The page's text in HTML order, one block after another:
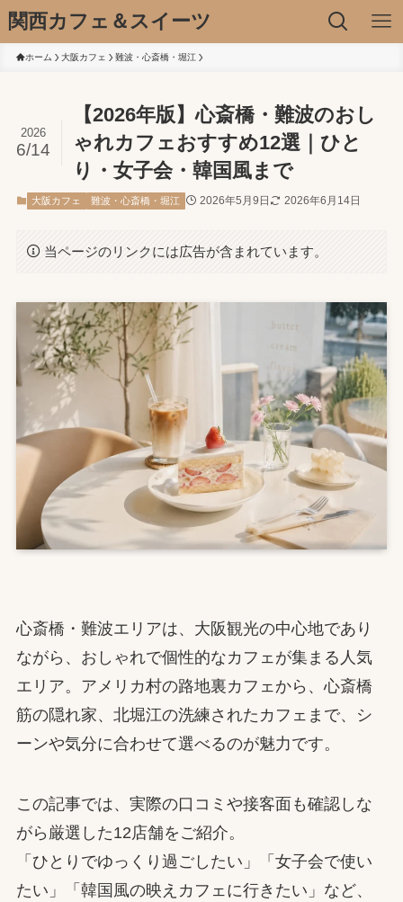
関西カフェ＆スイーツ
ホーム 大阪カフェ 難波・心斎橋・堀江
【2026年版】心斎橋・難波のおし
ゃれカフェおすすめ12選｜ひと
り・女子会・韓国風まで
2026
6/14
大阪カフェ 難波・心斎橋・堀江 2026年5月9日 2026年6月14日
当ページのリンクには広告が含まれています。
心斎橋・難波エリアは、大阪観光の中心地であり
ながら、おしゃれで個性的なカフェが集まる人気
エリア。アメリカ村の路地裏カフェから、心斎橋
筋の隠れ家、北堀江の洗練されたカフェまで、シ
ーンや気分に合わせて選べるのが魅力です。
この記事では、実際の口コミや接客面も確認しな
がら厳選した12店舗をご紹介。
「ひとりでゆっくり過ごしたい」「女子会で使い
たい」「韓国風の映えカフェに行きたい」など、